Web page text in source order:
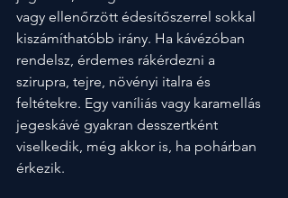
vagy ellenőrzött édesítőszerrel sokkal
kiszámíthatóbb irány. Ha kávézóban
rendelsz, érdemes rákérdezni a
szirupra, tejre, növényi italra és
feltétekre. Egy vaníliás vagy karamellás
jegeskávé gyakran desszertként
viselkedik, még akkor is, ha pohárban
érkezik.